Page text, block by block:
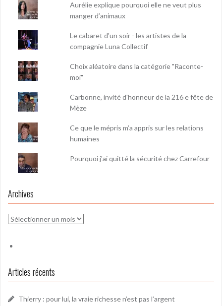
Aurélie explique pourquoi elle ne veut plus
manger d’animaux
Le cabaret d'un soir - les artistes de la
compagnie Luna Collectif
Choix aléatoire dans la catégorie "Raconte-
moi"
Carbonne, invité d'honneur de la 216 e fête de
Mèze
Ce que le mépris m’a appris sur les relations
humaines
Pourquoi j'ai quitté la sécurité chez Carrefour
Archives
Archives
Articles récents
Thierry : pour lui, la vraie richesse n’est pas l’argent